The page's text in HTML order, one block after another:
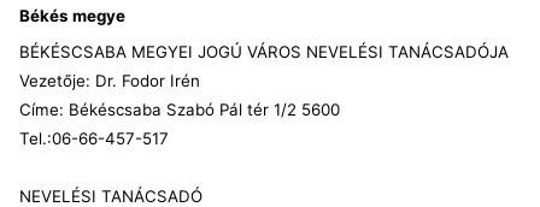
Békés megye
BÉKÉSCSABA MEGYEI JOGÚ VÁROS NEVELÉSI TANÁCSADÓJA
Vezetője: Dr. Fodor Irén
Címe: Békéscsaba Szabó Pál tér 1/2 5600
Tel.:06-66-457-517
NEVELÉSI TANÁCSADÓ